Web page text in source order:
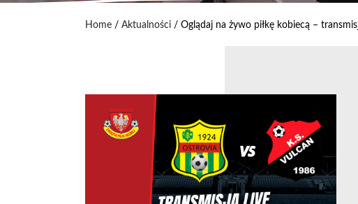
Home / Aktualności / Oglądaj na żywo piłkę kobiecą –